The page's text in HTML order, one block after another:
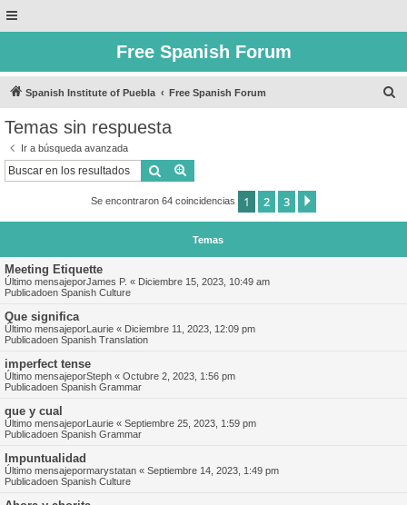
Free Spanish Forum
Spanish Institute of Puebla Free Spanish Forum
Temas sin respuesta
Ir a búsqueda avanzada
Buscar
Se encontraron 64 coincidencias 1 2 3
Temas
Meeting Etiquette
Último mensajeporJames P. « Diciembre 15, 2023, 10:49 am
Publicadoen Spanish Culture
Que significa
Último mensajeporLaurie « Diciembre 11, 2023, 12:09 pm
Publicadoen Spanish Translation
imperfect tense
Último mensajeporSteph « Octubre 2, 2023, 1:56 pm
Publicadoen Spanish Grammar
que y cual
Último mensajeporLaurie « Septiembre 25, 2023, 1:59 pm
Publicadoen Spanish Grammar
Impuntualidad
Último mensajepormarystatan « Septiembre 14, 2023, 1:49 pm
Publicadoen Spanish Culture